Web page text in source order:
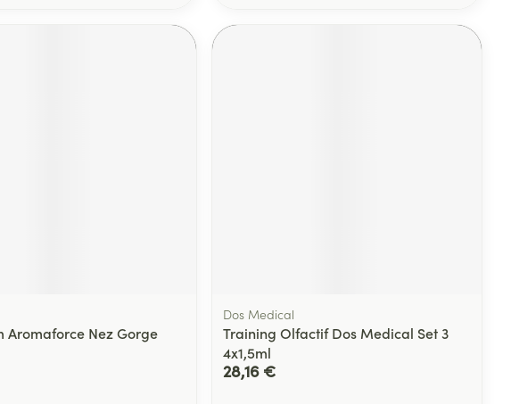
Aromaforce Nez Gorge
Dos Medical
Training Olfactif Dos Medical Set 3
4x1,5ml
28,16 €